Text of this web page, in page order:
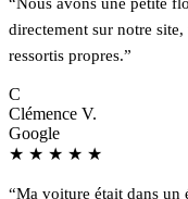
directement sur notre
ressortis propres.”
C
Clémence V.
Google
★ ★ ★ ★ ★
“Ma voiture était dans un